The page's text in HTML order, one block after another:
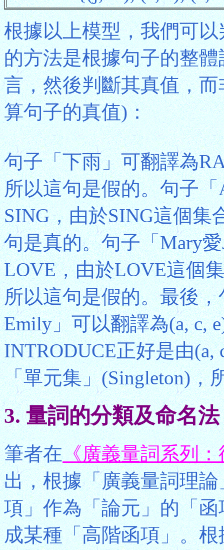
根據以上模型，我們可
的方法是根據句子的整
言，然後判斷其真值，
算句子的真值)：
句子「下雨」可翻譯為
所以這句是假的。句子
SING，由於SING這個集
句是真的。句子「Mary
LOVE，由於LOVE這個
所以這句是假的。最後，
Emily」可以翻譯為(a, c,
INTRODUCE正好是由
「單元集」(Singleton)，
3. 量詞的分類及命名法
筆者在《廣義量詞系列
出，根據「廣義量詞理
項」作為「論元」的「
成某種「高階函項」。